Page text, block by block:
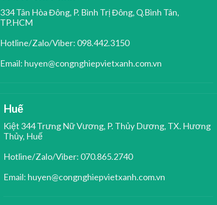
334 Tân Hòa Đông, P. Bình Trị Đông, Q.Bình Tân,
TP.HCM
Hotline/Zalo/Viber: 098.442.3150
Email: huyen@congnghiepvietxanh.com.vn
Huế
Kiệt 344 Trưng Nữ Vương, P. Thủy Dương, TX. Hương
Thủy, Huế
Hotline/Zalo/Viber: 070.865.2740
Email: huyen@congnghiepvietxanh.com.vn